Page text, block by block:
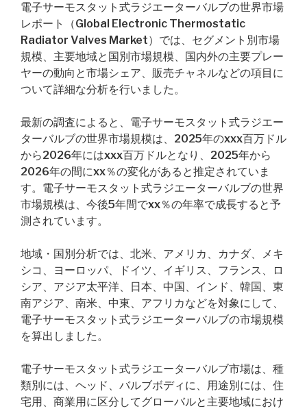
電子サーモスタット式ラジエーターバルブの世界市場
レポート（Global Electronic Thermostatic
Radiator Valves Market）では、セグメント別市場
規模、主要地域と国別市場規模、国内外の主要プレー
ヤーの動向と市場シェア、販売チャネルなどの項目に
ついて詳細な分析を行いました。
最新の調査によると、電子サーモスタット式ラジエー
ターバルブの世界市場規模は、2025年のxxx百万ドル
から2026年にはxxx百万ドルとなり、2025年から
2026年の間にxx％の変化があると推定されていま
す。電子サーモスタット式ラジエーターバルブの世界
市場規模は、今後5年間でxx％の年率で成長すると予
測されています。
地域・国別分析では、北米、アメリカ、カナダ、メキ
シコ、ヨーロッパ、ドイツ、イギリス、フランス、ロ
シア、アジア太平洋、日本、中国、インド、韓国、東
南アジア、南米、中東、アフリカなどを対象にして、
電子サーモスタット式ラジエーターバルブの市場規模
を算出しました。
電子サーモスタット式ラジエーターバルブ市場は、種
類別には、ヘッド、バルブボディに、用途別には、住
宅用、商業用に区分してグローバルと主要地域におけ